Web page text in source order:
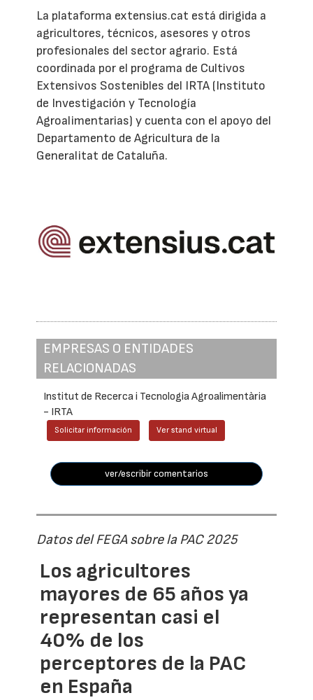
La plataforma extensius.cat está dirigida a
agricultores, técnicos, asesores y otros
profesionales del sector agrario. Está
coordinada por el programa de Cultivos
Extensivos Sostenibles del IRTA (Instituto
de Investigación y Tecnología
Agroalimentarias) y cuenta con el apoyo del
Departamento de Agricultura de la
Generalitat de Cataluña.
EMPRESAS O ENTIDADES
RELACIONADAS
Institut de Recerca i Tecnologia Agroalimentària
- IRTA
Solicitar información Ver stand virtual
ver/escribir comentarios
Datos del FEGA sobre la PAC 2025
Los agricultores
mayores de 65 años ya
representan casi el
40% de los
perceptores de la PAC
en España